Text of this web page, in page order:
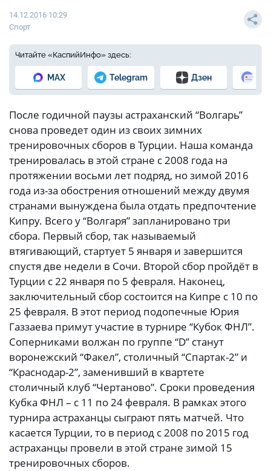
14.12.2016 10:29
Спорт
Читайте «КаспийИнфо» здесь:
MAX Telegram Дзен
После годичной паузы астраханский “Волгарь”
снова проведет один из своих зимних
тренировочных сборов в Турции. Наша команда
тренировалась в этой стране с 2008 года на
протяжении восьми лет подряд, но зимой 2016
года из-за обострения отношений между двумя
странами вынуждена была отдать предпочтение
Кипру. Всего у “Волгаря” запланировано три
сбора. Первый сбор, так называемый
втягивающий, стартует 5 января и завершится
спустя две недели в Сочи. Второй сбор пройдёт в
Турции с 22 января по 5 февраля. Наконец,
заключительный сбор состоится на Кипре с 10 по
25 февраля. В этот период подопечные Юрия
Газзаева примут участие в турнире “Кубок ФНЛ”.
Соперниками волжан по группе “D” станут
воронежский “Факел”, столичный “Спартак-2” и
“Краснодар-2”, заменивший в квартете
столичный клуб “Чертаново”. Сроки проведения
Кубка ФНЛ – с 11 по 24 февраля. В рамках этого
турнира астраханцы сыграют пять матчей. Что
касается Турции, то в период с 2008 по 2015 год
астраханцы провели в этой стране зимой 15
тренировочных сборов.